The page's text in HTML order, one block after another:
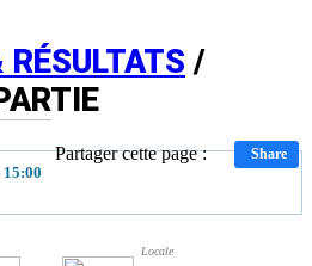
RÉSULTATS /
Partager cette page : Share
15:00
Locale